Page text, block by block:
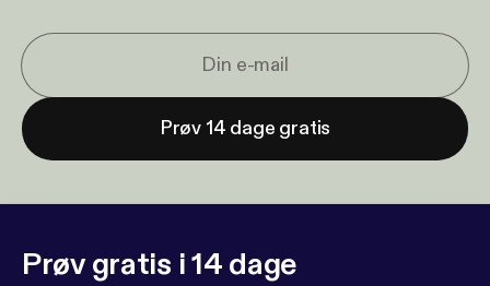
Prøv 14 dage gratis
Prøv gratis i 14 dage